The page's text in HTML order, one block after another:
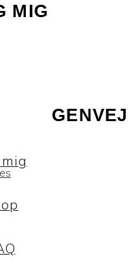
MIG